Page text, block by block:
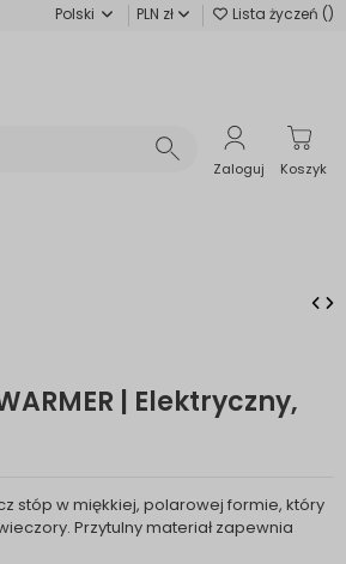
Polski PLN zł Lista życzeń ()
Zaloguj Koszyk
| Elektryczny,
stóp w miękkiej, polarowej formie, który
Przytulny materiał zapewnia